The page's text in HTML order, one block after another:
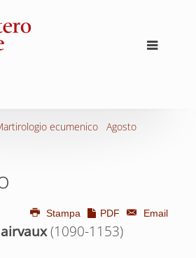
ecumenico
Agosto
Stampa PDF Email
(1090-1153)